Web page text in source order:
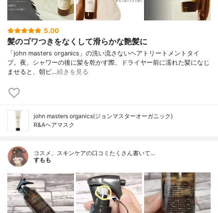
5.00
髪のゴワつきをなくして滑らかな艶髪に
「john masters organics」の洗い流さないヘアトリートメントタイ
プ。夜、シャワーの後に髪を乾かす際、ドライヤー前に濡れた髪になじ
ませると、朝ビ…続きを見る
john masters organics(ジョンマスターオーガニック)
R&Aヘアマスク
コスメ、スキンケアの口コミたくさん書いて…
すもも